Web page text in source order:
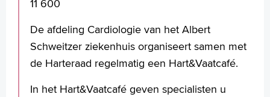
11 600
De afdeling Cardiologie van het Albert
Schweitzer ziekenhuis organiseert samen met
de Harteraad regelmatig een Hart&Vaatcafé.
In het Hart&Vaatcafé geven specialisten u